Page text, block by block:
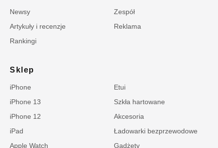
Newsy
Artykuły i recenzje
Rankingi
Zespół
Reklama
Sklep
iPhone
iPhone 13
iPhone 12
iPad
Apple Watch
Etui
Szkła hartowane
Akcesoria
Ładowarki bezprzewodowe
Gadżety